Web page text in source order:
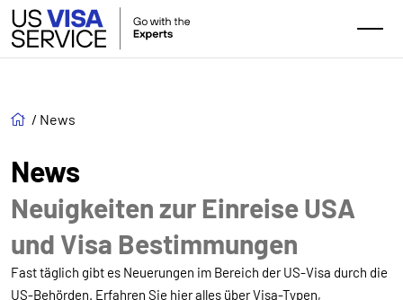
/ News
News
Neuigkeiten zur Einreise USA
und Visa Bestimmungen
Fast täglich gibt es Neuerungen im Bereich der US-Visa durch die
US-Behörden. Erfahren Sie hier alles über Visa-Typen,